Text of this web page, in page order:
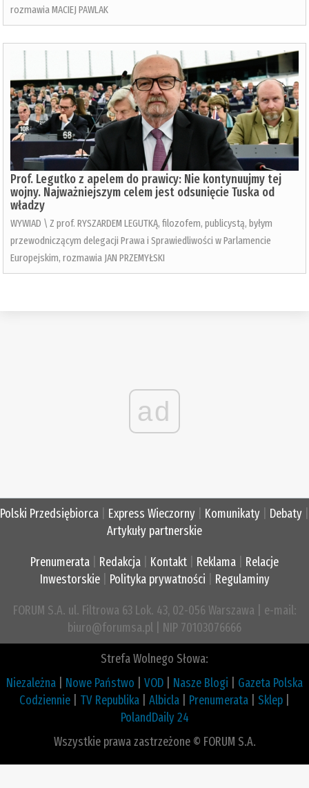
rozmawia MACIEJ PAWLAK
Prof. Legutko z apelem do prawicy: Nie kontynuujmy tej
wojny. Najważniejszym celem jest odsunięcie Tuska od
władzy
WYWIAD \ Z prof. RYSZARDEM LEGUTKĄ, filozofem, publicystą, byłym
przewodniczącym delegacji Prawa i Sprawiedliwości w Parlamencie
Europejskim, rozmawia JAN PRZEMYŁSKI
ad
Polski Przedsiębiorca Express Wieczorny Komunikaty Debaty
Artykuły partnerskie
Prenumerata Redakcja Kontakt Reklama
Relacje
Inwestorskie| Polityka prywatności Regulaminy
FORUM S.A. ul. Filtrowa 63 Lok. 43, 02-056 Warszawa | e-mail:
biuro@forumsa.pl | NIP 70103076666
Strefa Wolnego Słowa:
Niezależna
Nowe Państwo VOD Nasze Blogi
Gazeta Polska
Codziennie
TV Republika Albicla Prenumerata Sklep
PolandDaily 24
Wszystkie prawa zastrzeżone © FORUM S.A.